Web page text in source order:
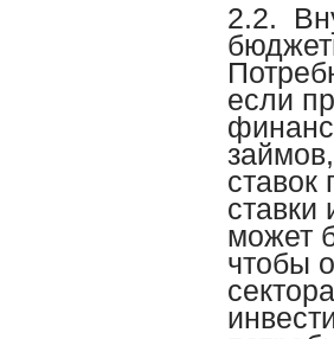
2.2.
если
ставок
может
чтобы